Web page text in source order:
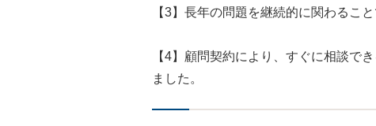
【3】長年の問題を継続的に関わるこ
【4】顧問契約により、すぐに相談で
ました。